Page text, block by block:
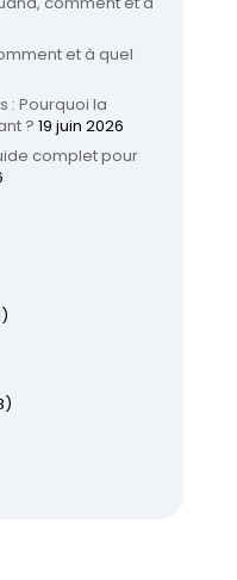
et à quel
: Pourquoi la
? 19 juin 2026
complet pour